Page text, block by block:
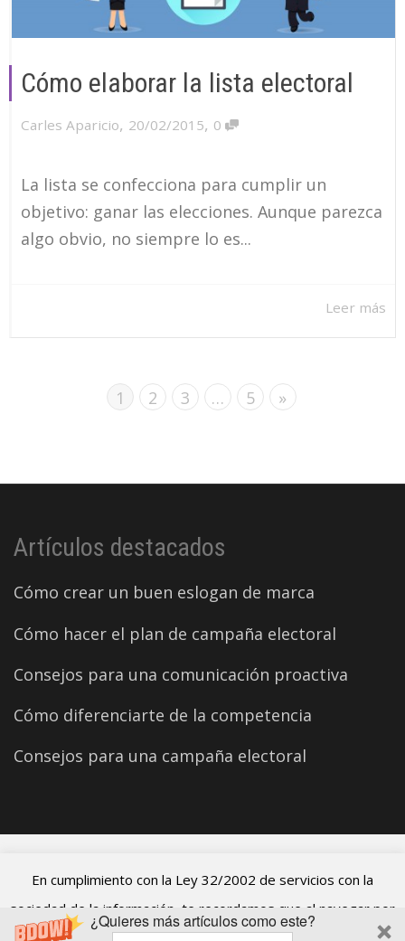
¿Quieres más artículos como este?
Cómo elaborar la lista electoral
Carles Aparicio, 20/02/2015, 0
La lista se confecciona para cumplir un
objetivo: ganar las elecciones. Aunque parezca
algo obvio, no siempre lo es...
Leer más
1 2 3 … 5 »
Artículos destacados
Cómo crear un buen eslogan de marca
Cómo hacer el plan de campaña electoral
Consejos para una comunicación proactiva
Cómo diferenciarte de la competencia
Consejos para una campaña electoral
©2026 Carles Aparicio
En cumplimiento con la Ley 32/2002 de servicios con la
sociedad de la información, te recordamos que al navegar por
el blog de Carles Aparicio estás aceptando el uso de cookies.